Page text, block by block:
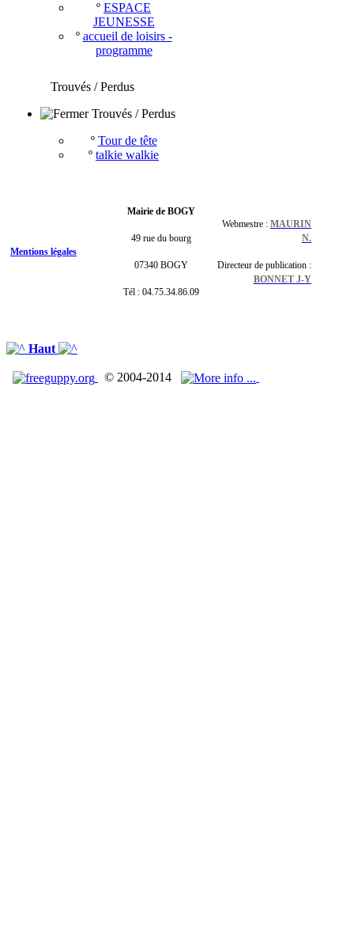
º ESPACE
JEUNESSE
º accueil de loisirs -
programme
Trouvés / Perdus
Trouvés / Perdus
º Tour de tête
º talkie walkie
Mentions légales
Mairie de BOGY
49 rue du bourg
07340 BOGY
Tél : 04.75.34.86.09
Webmestre : MAURIN
N.
Directeur de publication :
BONNET J-Y
Haut
© 2004-2014